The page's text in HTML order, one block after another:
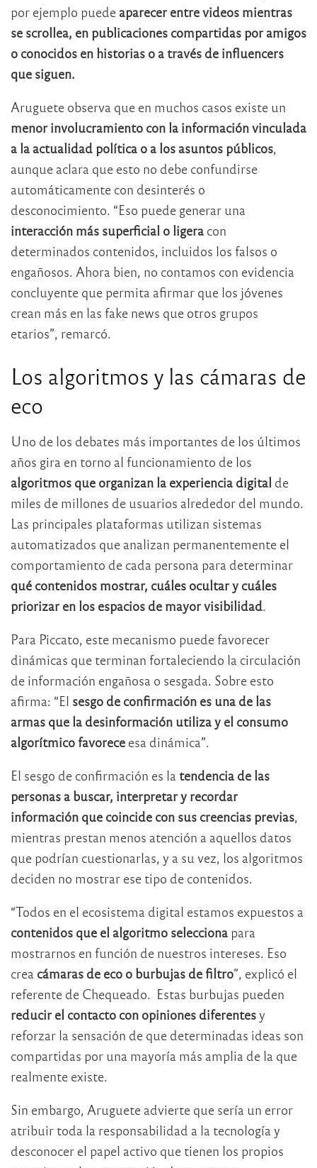
por ejemplo puede aparecer entre videos mientras
se scrollea, en publicaciones compartidas por amigos
o conocidos en historias o a través de influencers
que siguen.
Aruguete observa que en muchos casos existe un
menor involucramiento con la información vinculada
a la actualidad política o a los asuntos públicos,
aunque aclara que esto no debe confundirse
automáticamente con desinterés o
desconocimiento. “Eso puede generar una
interacción más superficial o ligera con
determinados contenidos, incluidos los falsos o
engañosos. Ahora bien, no contamos con evidencia
concluyente que permita afirmar que los jóvenes
crean más en las fake news que otros grupos
etarios”, remarcó.
Los algoritmos y las cámaras de
eco
Uno de los debates más importantes de los últimos
años gira en torno al funcionamiento de los
algoritmos que organizan la experiencia digital de
miles de millones de usuarios alrededor del mundo.
Las principales plataformas utilizan sistemas
automatizados que analizan permanentemente el
comportamiento de cada persona para determinar
qué contenidos mostrar, cuáles ocultar y cuáles
priorizar en los espacios de mayor visibilidad
Para Piccato, este mecanismo puede favorecer
dinámicas que terminan fortaleciendo la circulación
de información engañosa o sesgada. Sobre esto
afirma: “El sesgo de confirmación es una de las
armas que la desinformación utiliza y el consumo
algorítmico favorece esa dinámica”.
El sesgo de confirmación es la tendencia de las
personas a buscar, interpretar y recordar
información que coincide con sus creencias previas
mientras prestan menos atención a aquellos datos
que podrían cuestionarlas, y a su vez, los algoritmos
deciden no mostrar ese tipo de contenidos.
“Todos en el ecosistema digital estamos expuestos a
contenidos que el algoritmo selecciona para
mostrarnos en función de nuestros intereses. Eso
crea cámaras de eco o burbujas de filtro”, explicó el
referente de Chequeado. Estas burbujas pueden
reducir el contacto con opiniones diferentesy
reforzar la sensación de que determinadas ideas son
compartidas por una mayoría más amplia de la que
realmente existe.
Sin embargo, Aruguete advierte que sería un error
atribuir toda la responsabilidad a la tecnología y
desconocer el papel activo que tienen los propios